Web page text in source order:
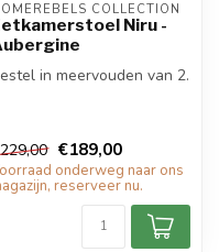
COLLECTION
Niru -
in meervouden van 2.
€189,00
onderweg naar ons
reserveer nu.